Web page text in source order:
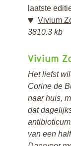
laatste
Vivium
3810.3 kb
Vivium
Het liefst
Corine de
naar huis,
dat
van een